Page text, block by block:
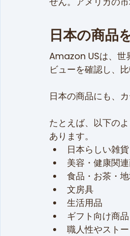
日本の商品
Amazon USは、世
ビューを確認し、
日本の商品にも、
たとえば、以下の
あります。
日本らしい雑貨
美容・健康関
食品・お茶・
文房具
生活用品
ギフト向け商品
職人性やスト